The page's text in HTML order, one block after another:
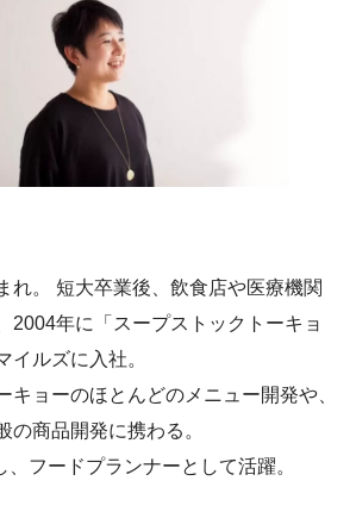
れ。 短大卒業後、飲食店や医療機関
2004年に「スープストックトーキョ
イルズに入社。
キョーのほとんどのメニュー開発や、
の商品開発に携わる。
フードプランナーとして活躍。